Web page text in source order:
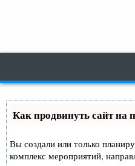
Как продвинуть сайт на
Вы создали или только
комплекс мероприятий,